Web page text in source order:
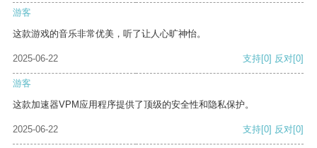
游客
这款游戏的音乐非常优美，听了让人心旷神怡。
2025-06-22 支持[0] 反对[0]
游客
这款加速器VPM应用程序提供了顶级的安全性和隐私保护。
2025-06-22 支持[0] 反对[0]